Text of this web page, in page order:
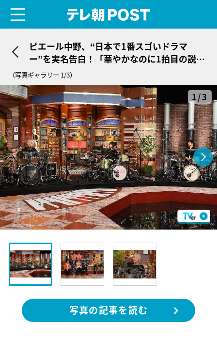
ピエール中野、“日本で1番スゴいドラマ
ー”を実名告白！「華やかなのに1拍目の説得
力がずっとある」
（写真ギャラリー 1/3）
1/3
写真の記事を読む